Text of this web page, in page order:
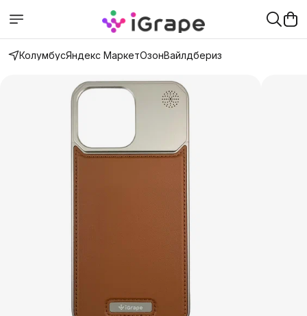
КолумбусЯндекс МаркетОзонВайлдбериз